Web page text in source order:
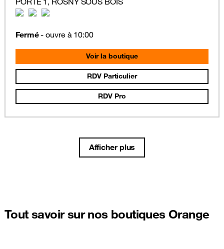
Fermé- ouvre à 10:00
Voir la boutique
RDV Particulier
RDV Pro
Afficher plus
Tout savoir sur nos boutiques Orange